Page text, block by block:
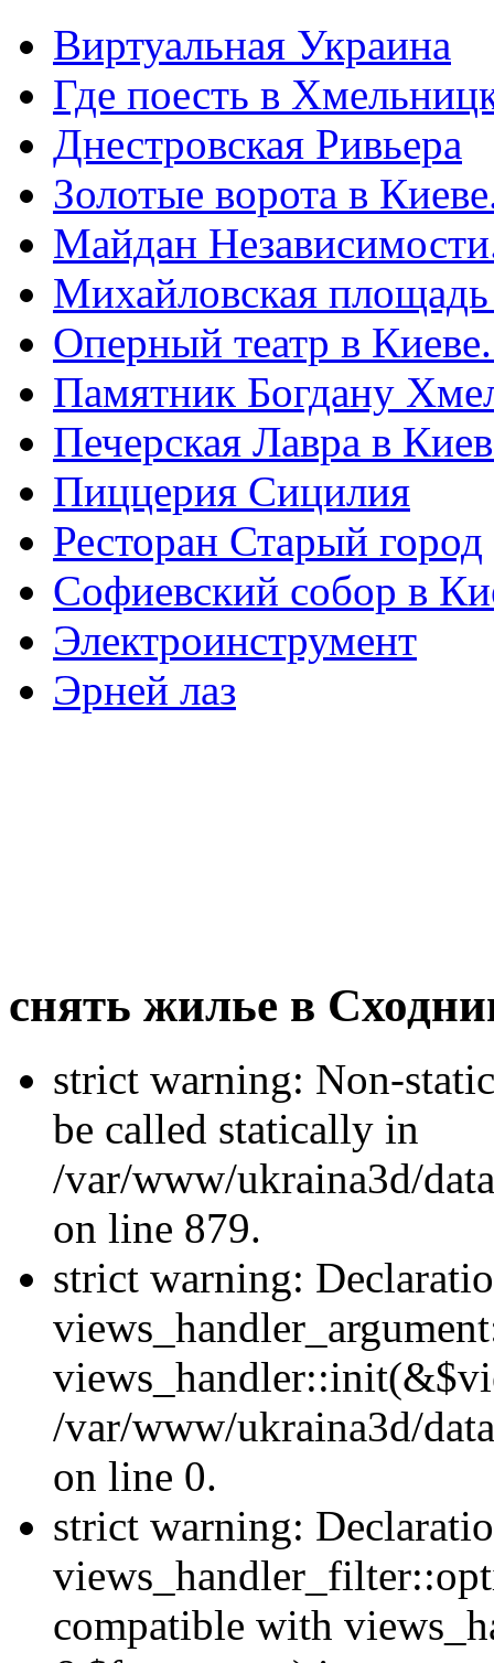
Виртуальная Украина
Где поесть в
Днестровская Ривьера
Золотые ворота в
Майдан
Михайловская
Оперный театр в
Памятник Богдану
Печерская Лавра в
Пиццерия Сицилия
Ресторан Старый город
Софиевский собор в
Электроинструмент
Эрней лаз
снять жилье в
strict warning: Non-
be called statically in
/var/www/ukraina3d/
on line 879.
strict warning:
/var/www/ukraina3d/
on line 0.
strict warning:
compatible with